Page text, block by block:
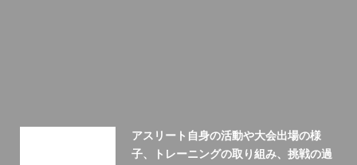
アスリート自身の活動や大会出場の様
子、トレーニングの取り組み、挑戦の過